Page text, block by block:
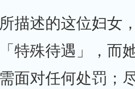
所描述的这位妇女
特殊待遇」，而
面对任何处罚；